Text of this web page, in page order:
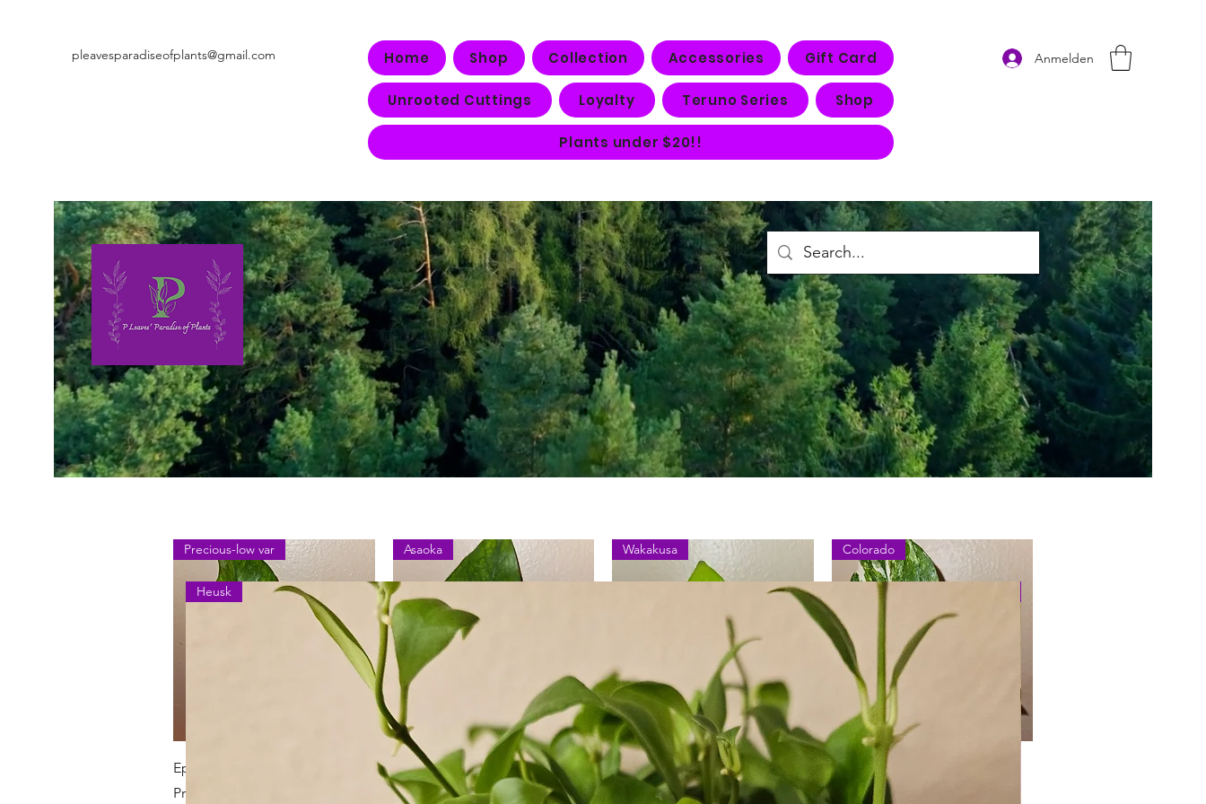
pleavesparadiseofplants@gmail.com Home Shop Collection Accessories Gift Card
Unrooted Cuttings Loyalty Teruno Series Shop
Plants under $20!!
Anmelden
Precious-low var
Epipremnum Aureum Teruno
Precious
Schnellansicht
Asaoka
Epipremnum Aureum Asaoka
Perfect Green
Schnellansicht
Wakakusa
Epipremnum Aureum
Wakakusa
Colorado
Epipremnum Aureum
Colorado Constellation
Heusk